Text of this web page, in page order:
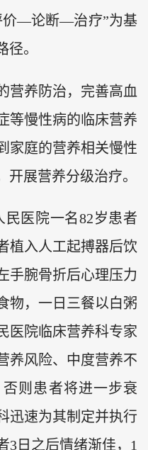
价—论断—治疗”为基
。
营养防治，完善高血
等慢性病的临床营养
家庭的营养相关慢性
展营养分级治疗。
民医院一名82岁患者
植入人工起搏器后饮
手腕骨折后心理压力
物，一日三餐以白粥
医院临床营养科专家
养风险、中度营养不
则患者将进一步衰
迅速为其制定并执行
3日之后情绪渐佳，1